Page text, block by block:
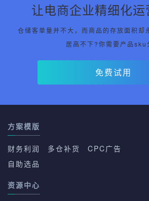
让电商企业精细化
仓储客单量并不大，而商品的存放面积却
居高不下?你需要产品sku
免费试用
方案模版
财务利润 多仓补货
CPC广告
自助选品
资源中心